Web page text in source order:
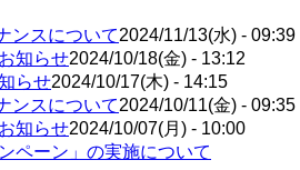
ンスについて2024/11/13(水) - 09:39
知らせ2024/10/18(金) - 13:12
らせ2024/10/17(木) - 14:15
ンスについて2024/10/11(金) - 09:35
知らせ2024/10/07(月) - 10:00
ペーン」の実施について